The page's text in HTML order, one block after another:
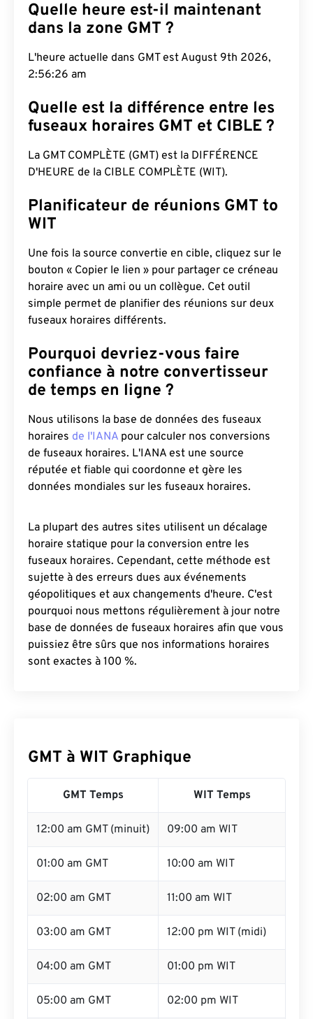
Quelle heure est-il maintenant
dans la zone GMT ?
L'heure actuelle dans GMT est August 9th 2026,
2:56:27 am
Quelle est la différence entre les
fuseaux horaires GMT et CIBLE ?
La GMT COMPLÈTE (GMT) est la DIFFÉRENCE
D'HEURE de la CIBLE COMPLÈTE (WIT).
Planificateur de réunions GMT to
WIT
Une fois la source convertie en cible, cliquez sur le
bouton « Copier le lien » pour partager ce créneau
horaire avec un ami ou un collègue. Cet outil
simple permet de planifier des réunions sur deux
fuseaux horaires différents.
Pourquoi devriez-vous faire
confiance à notre convertisseur
de temps en ligne ?
Nous utilisons la base de données des fuseaux
horaires de l'IANA pour calculer nos conversions
de fuseaux horaires. L'IANA est une source
réputée et fiable qui coordonne et gère les
données mondiales sur les fuseaux horaires.
La plupart des autres sites utilisent un décalage
horaire statique pour la conversion entre les
fuseaux horaires. Cependant, cette méthode est
sujette à des erreurs dues aux événements
géopolitiques et aux changements d'heure. C'est
pourquoi nous mettons régulièrement à jour notre
base de données de fuseaux horaires afin que vous
puissiez être sûrs que nos informations horaires
sont exactes à 100 %.
GMT à WIT Graphique
GMT Temps WIT Temps
12:00 am GMT (minuit) 09:00 am WIT
01:00 am GMT 10:00 am WIT
02:00 am GMT 11:00 am WIT
03:00 am GMT 12:00 pm WIT (midi)
04:00 am GMT 01:00 pm WIT
05:00 am GMT 02:00 pm WIT